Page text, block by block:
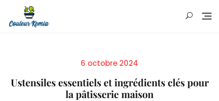
content
Posted
6 octobre 2024
Ustensiles essentiels et ingrédients clés pour
la pâtisserie maison